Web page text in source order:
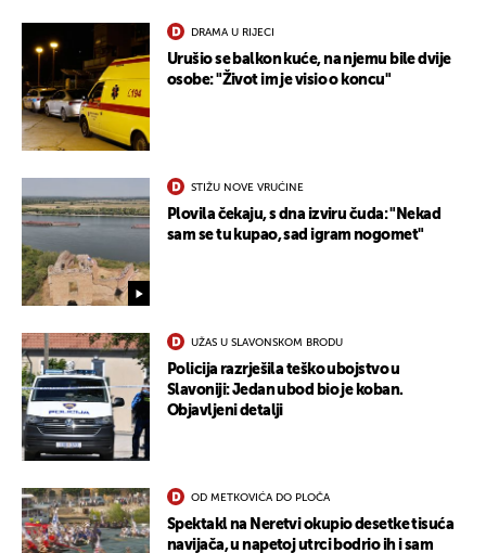
DRAMA U RIJECI
Urušio se balkon kuće, na njemu bile dvije
osobe: "Život im je visio o koncu"
STIŽU NOVE VRUĆINE
Plovila čekaju, s dna izviru čuda: "Nekad
sam se tu kupao, sad igram nogomet"
UŽAS U SLAVONSKOM BRODU
Policija razrješila teško ubojstvo u
Slavoniji: Jedan ubod bio je koban.
Objavljeni detalji
OD METKOVIĆA DO PLOČA
Spektakl na Neretvi okupio desetke tisuća
navijača, u napetoj utrci bodrio ih i sam